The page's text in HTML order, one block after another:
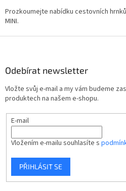
a
p
v
i
Prozkoumejte nabídku cestovních
MINI.
Odebírat newsletter
Vložte svůj e-mail a my vám budeme
produktech na našem e-shopu.
E-mail
Vložením e-mailu souhlasíte s
PŘIHLÁSIT SE